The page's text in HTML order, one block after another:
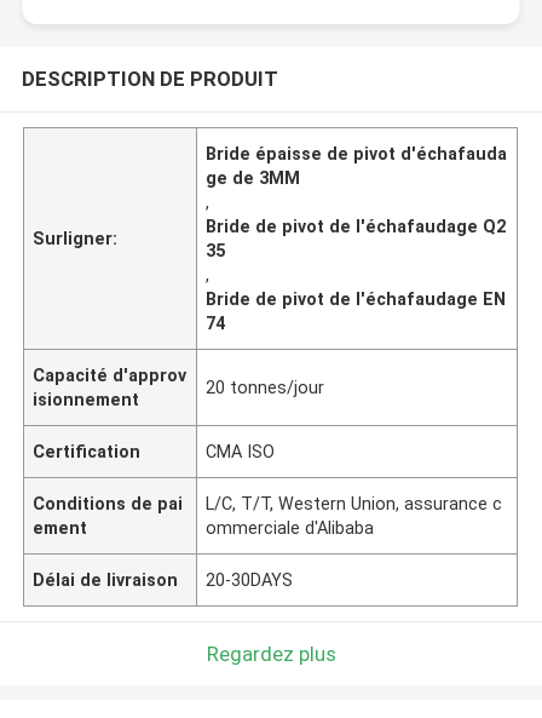
DESCRIPTION DE PRODUIT
Surligner:
Bride épaisse de pivot d'échafauda
ge de 3MM
,
Bride de pivot de l'échafaudage Q2
35
,
Bride de pivot de l'échafaudage EN
74
Capacité d'approv
isionnement
20 tonnes/jour
Certification CMA ISO
Conditions de pai
ement
L/C, T/T, Western Union, assurance c
ommerciale d'Alibaba
Délai de livraison 20-30DAYS
Regardez plus